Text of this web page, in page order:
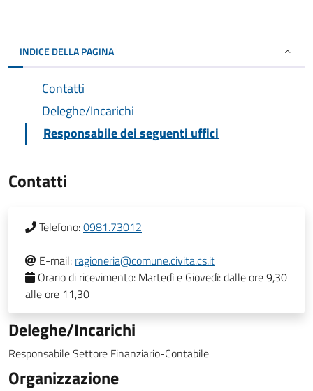
INDICE DELLA PAGINA
Contatti
Deleghe/Incarichi
Responsabile dei seguenti uffici
Contatti
Telefono:0981.73012
E-mail: ragioneria@comune.civita.cs.it
Orario di ricevimento: Martedì e Giovedì: dalle ore 9,30
alle ore 11,30
Deleghe/Incarichi
Responsabile Settore Finanziario-Contabile
Organizzazione